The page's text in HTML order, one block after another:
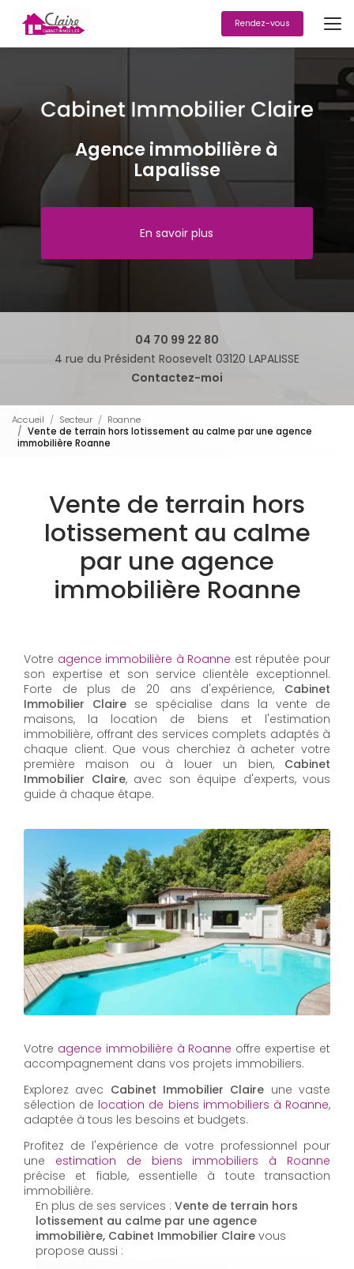
contenu
principal
Rendez-vous
Agence immobilière à
Lapalisse
En savoir plus
04 70 99 22 80
4 rue du Président Roosevelt 03120 LAPALISSE
Contactez-moi
Accueil Secteur
Roanne
Vente de terrain hors lotissement au calme par une agence
immobilière Roanne
Vente de terrain hors
lotissement au calme
par une agence
immobilière Roanne
Votre agence immobilière à Roanne est réputée pour
son expertise et son service clientèle exceptionnel.
Forte de plus de 20 ans d'expérience, Cabinet
Immobilier Claire se spécialise dans la vente de
maisons, la location de biens et l'estimation
immobilière, offrant des services complets adaptés à
chaque client. Que vous cherchiez à acheter votre
première maison ou à louer un bien, Cabinet
Immobilier Claire, avec son équipe d'experts, vous
guide à chaque étape.
Votre agence immobilière à Roanne offre expertise et
accompagnement dans vos projets immobiliers.
Explorez avec Cabinet Immobilier Claire une vaste
sélection de location de biens immobiliers à Roanne,
adaptée à tous les besoins et budgets.
Profitez de l'expérience de votre professionnel pour
une estimation de biens immobiliers à Roanne
précise et fiable, essentielle à toute transaction
immobilière.
En plus de ses services : Vente de terrain hors
lotissement au calme par une agence
immobilière, Cabinet Immobilier Claire vous
propose aussi :